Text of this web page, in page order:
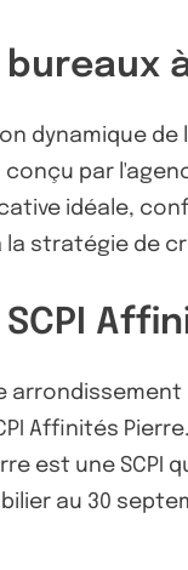
dynamique
conçu par
idéale,
stratégie de
Affinités
est une
au 30